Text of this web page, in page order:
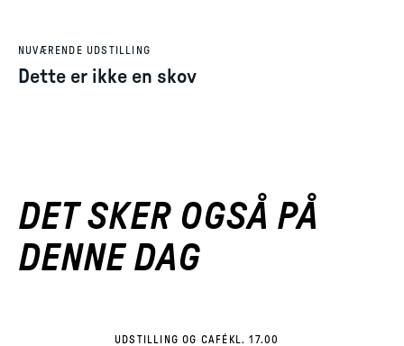
NUVÆRENDE UDSTILLING
Dette er ikke en skov
DET SKER OGSÅ PÅ
DENNE DAG
UDSTILLING OG CAFÉ KL. 17.00